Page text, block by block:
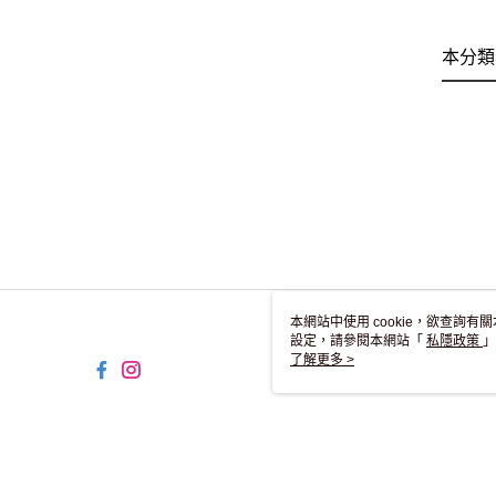
本分
本網站中使用 cookie，欲查詢有
設定，請參閱本網站「 私隱政策
用 cookie。
了解更多 >